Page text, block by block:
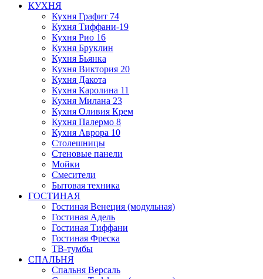
КУХНЯ
Кухня Графит 74
Кухня Тиффани-19
Кухня Рио 16
Кухня Бруклин
Кухня Бьянка
Кухня Виктория 20
Кухня Дакота
Кухня Каролина 11
Кухня Милана 23
Кухня Оливия Крем
Кухня Палермо 8
Кухня Аврора 10
Столешницы
Стеновые панели
Мойки
Смесители
Бытовая техника
ГОСТИНАЯ
Гостиная Венеция (модульная)
Гостиная Адель
Гостиная Тиффани
Гостиная Фреска
ТВ-тумбы
СПАЛЬНЯ
Спальня Версаль